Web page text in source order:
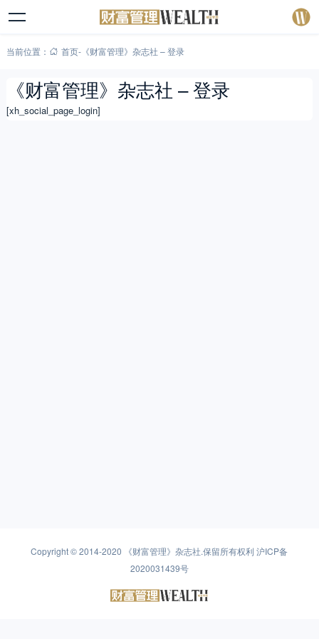
当前位置： 首页-《财富管理》杂志社 – 登录
《财富管理》杂志社 – 登录
[xh_social_page_login]
Copyright © 2014-2020 《财富管理》杂志社.保留所有权利沪ICP备
2020031439号